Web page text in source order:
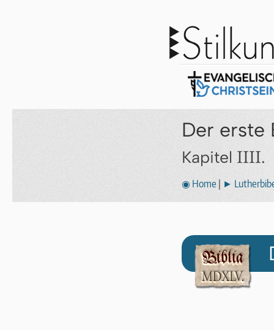
Der erste
Kapitel IIII.
◉ Home ►